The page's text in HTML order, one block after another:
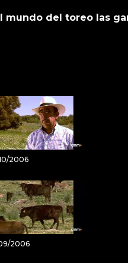
del toreo las
2006
2006